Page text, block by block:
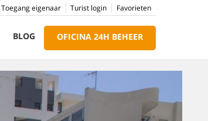
Favorieten
Turist login
Toegang eigenaar
BLOG OFICINA 24H BEHEER